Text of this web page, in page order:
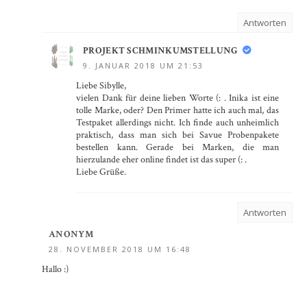
Antworten
PROJEKT SCHMINKUMSTELLUNG
9. JANUAR 2018 UM 21:53
Liebe Sibylle,
vielen Dank für deine lieben Worte (: . Inika ist eine
tolle Marke, oder? Den Primer hatte ich auch mal, das
Testpaket allerdings nicht. Ich finde auch unheimlich
praktisch, dass man sich bei Savue Probenpakete
bestellen kann. Gerade bei Marken, die man
hierzulande eher online findet ist das super (: .
Liebe Grüße.
Antworten
ANONYM
28. NOVEMBER 2018 UM 16:48
Hallo :)